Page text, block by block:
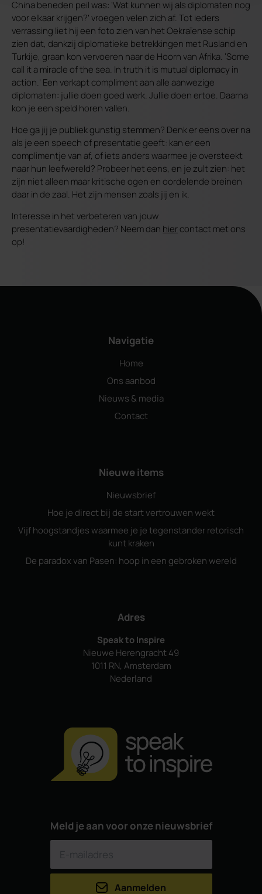
China beneden peil was: ‘Wat kunnen wij als diplomaten nog
voor elkaar krijgen?’ vroegen velen zich af. Tot ieders
verrassing liet hij een foto zien van het Oekraïense schip
zien dat, dankzij diplomatieke betrekkingen met Rusland en
Turkije, graan kon vervoeren naar de Hoorn van Afrika. ‘Some
call it a miracle of the sea. In truth it is mutual diplomacy in
action.’ Een verkapt compliment aan alle aanwezige
diplomaten: jullie doen goed werk. Jullie doen ertoe. Daarna
kon je een speld horen vallen.
Hoe ga jij je publiek gunstig stemmen? Denk er eens over na
als je een speech of presentatie geeft: kan er een
complimentje van af, of iets anders waarmee je oversteekt
naar hun leefwereld? Probeer het eens, en je zult zien: het
zijn niet alleen maar kritische ogen en oordelende breinen
daar in de zaal. Het zijn mensen zoals jij en ik.
Interesse in het verbeteren van jouw
presentatievaardigheden? Neem dan hiercontact met ons
op!
Navigatie
Home
Ons aanbod
Nieuws & media
Contact
Nieuwe items
Nieuwsbrief
Hoe je direct bij de start vertrouwen wekt
Vijf hoogstandjes waarmee je je tegenstander retorisch
kunt kraken
De paradox van Pasen: hoop in een gebroken wereld
Adres
Speak to Inspire
Nieuwe Herengracht 49
1011 RN, Amsterdam
Nederland
Meld je aan voor onze nieuwsbrief
Aanmelden